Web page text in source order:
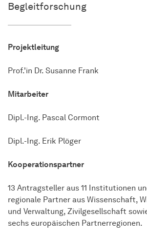
Begleitforschung
Projektleitung
Prof.'in Dr. Susanne Frank
Mitarbeiter
Dipl.-Ing. Pascal Cormont
Dipl.-Ing. Erik Plöger
Kooperationspartner
13 Antragsteller aus 11 Institutionen
regionale Partner aus Wissenschaft,
und Verwaltung, Zivilgesellschaft
sechs europäischen Partnerregionen.